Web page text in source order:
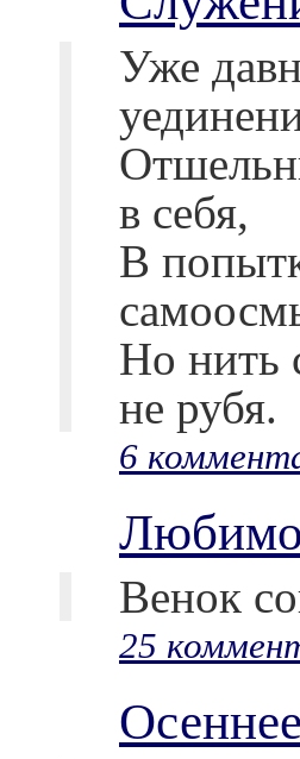
Уже
в себя,
В
Но нить
не рубя.
6
Венок
25
Осеннее